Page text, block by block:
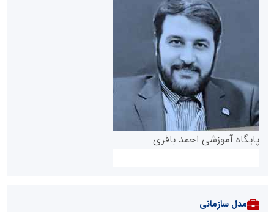
پایگاه آموزشی احمد باقری
مدل سازمانی